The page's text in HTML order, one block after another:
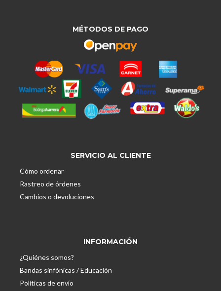
MÉTODOS DE PAGO
SERVICIO AL CLIENTE
Cómo ordenar
Rastreo de órdenes
Cambios o devoluciones
INFORMACIÓN
¿Quiénes somos?
Bandas sinfónicas / Educación
Políticas de envío